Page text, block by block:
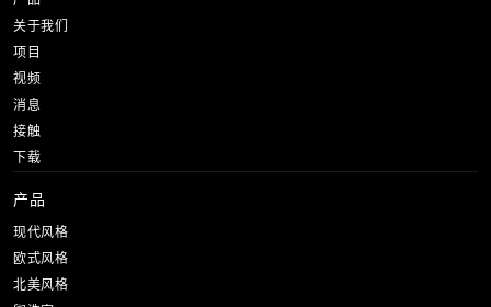
关于我们
项目
视频
消息
接触
下载
产品
现代风格
欧式风格
北美风格